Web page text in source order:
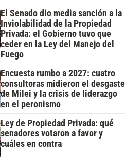
El Senado dio media sanción a la
Inviolabilidad de la Propiedad
Privada: el Gobierno tuvo que
ceder en la Ley del Manejo del
Fuego
Encuesta rumbo a 2027: cuatro
consultoras midieron el desgaste
de Milei y la crisis de liderazgo
en el peronismo
Ley de Propiedad Privada: qué
senadores votaron a favor y
cuáles en contra